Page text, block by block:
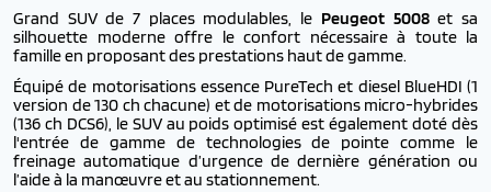
Grand SUV de 7 places modulables, le Peugeot 5008 et sa
silhouette moderne offre le confort nécessaire à toute la
famille en proposant des prestations haut de gamme.
Équipé de motorisations essence PureTech et diesel BlueHDI (1
version de 130 ch chacune) et de motorisations micro-hybrides
(136 ch DCS6), le SUV au poids optimisé est également doté dès
l'entrée de gamme de technologies de pointe comme le
freinage automatique d’urgence de dernière génération ou
l’aide à la manœuvre et au stationnement.